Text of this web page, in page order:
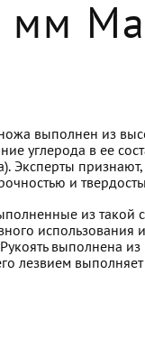
выполнен из
углерода в ее
Эксперты
и
из такой
использования
выполнена
лезвием